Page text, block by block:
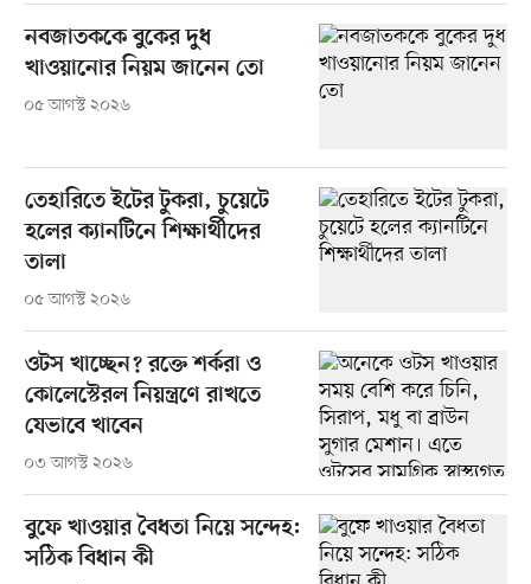
নবজাতককে বুকের দুধ
খাওয়ানোর নিয়ম জানেন তো
০৫ আগস্ট ২০২৬
তেহারিতে ইটের টুকরা, চুয়েটে
হলের ক্যানটিনে শিক্ষার্থীদের
তালা
০৫ আগস্ট ২০২৬
ওটস খাচ্ছেন? রক্তে শর্করা ও
কোলেস্টেরল নিয়ন্ত্রণে রাখতে
যেভাবে খাবেন
০৩ আগস্ট ২০২৬
বুফে খাওয়ার বৈধতা নিয়ে সন্দেহ:
সঠিক বিধান কী